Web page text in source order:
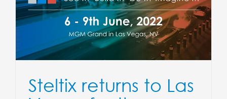
Steltix returns to Las